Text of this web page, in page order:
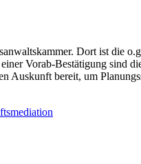
Dort ist die
Vorab-Bestätigung
Auskunft bereit, um